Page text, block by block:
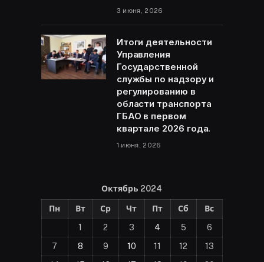
3 июня, 2026
Итоги деятельности
Управления
Государственной
службы по надзору и
регулированию в
области транспорта
ГБАО в первом
квартале 2026 года.
1 июня, 2026
Октябрь 2024
Пн Вт Ср Чт Пт Сб
Вс
1
2 3 4 5
6
7
8 9 10 11 12
13